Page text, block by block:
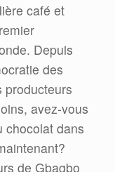
café et
Depuis
des
producteurs
avez-vous
chocolat dans
de Gbagbo